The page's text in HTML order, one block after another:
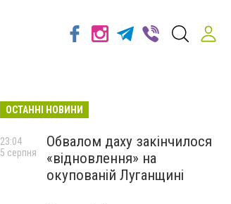
ОСТАННІ НОВИНИ
Обвалом даху закінчилося
«відновлення» на
окупованій Луганщині
23:04
5 серпня